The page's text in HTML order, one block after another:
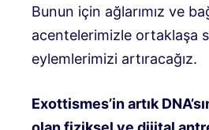
Bunun için ağlarımız ve
acentelerimizle ortaklaşa
eylemlerimizi artıracağız.
Exottismes’in artık